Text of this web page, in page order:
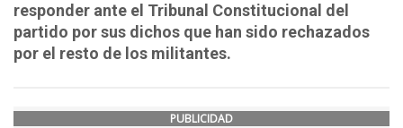
responder ante el Tribunal Constitucional del
partido por sus dichos que han sido rechazados
por el resto de los militantes.
PUBLICIDAD